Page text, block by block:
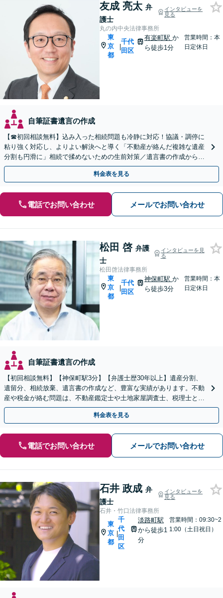
友成 亮太 弁
護士
インタビューを
見る
丸の内中央法律事務所
東
京
都
|
千代
田区
有楽町駅か
ら徒歩1分
営業時間：本
日定休日
自筆証書遺言の作成
【☎︎初回相談無料】込み入った相続問題も冷静に対応！協議・調停に
粘り強く対応し、よりよい解決へと導く「不動産が絡んだ複雑な遺産
分割も円滑に」相続で揉めないための生前対策／遺言書の作成から執
行まで【夜間相談可】【有楽町駅1分】
料金表を見る
電話でお問い合わせ メールでお問い合わせ
松田 啓 弁護
士
インタビューを見
る
松田啓法律事務所
東
京
都
|
千代
田区
神保町駅か
ら徒歩3分
営業時間：本
日定休日
自筆証書遺言の作成
【初回相談無料】【神保町駅3分】【弁護士歴30年以上】遺産分割、
遺留分、相続放棄、遺言書の作成など、豊富な実績があります。不動
産や税金が絡む問題は、不動産鑑定士や土地家屋調査士、税理士と提
携【事前予約で、休日・夜間面談可】【WEB面談可】
料金表を見る
電話でお問い合わせ メールでお問い合わせ
石井 政成 弁
護士
インタビューを
見る
石井・竹口法律事務所
東
京
都
|
千
代
田
区
淡路町駅
から徒歩1
分
営業時間：09:30~2
1:00（土日祝日）